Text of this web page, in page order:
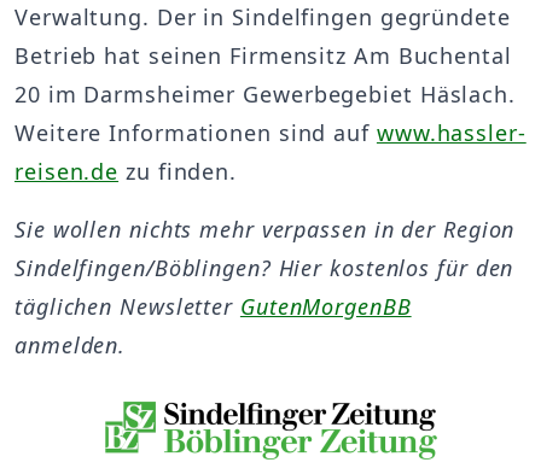
Verwaltung. Der in Sindelfingen gegründete
Betrieb hat seinen Firmensitz Am Buchental
20 im Darmsheimer Gewerbegebiet Häslach.
Weitere Informationen sind auf www.hassler-
reisen.de zu finden.
Sie wollen nichts mehr verpassen in der Region
Sindelfingen/Böblingen? Hier kostenlos für den
täglichen Newsletter GutenMorgenBB
anmelden.